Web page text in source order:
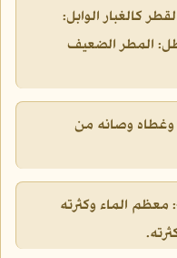
كالغبار الوابل:
المطر الضعيف
وغطاه وصانه من
الماء وكثرته